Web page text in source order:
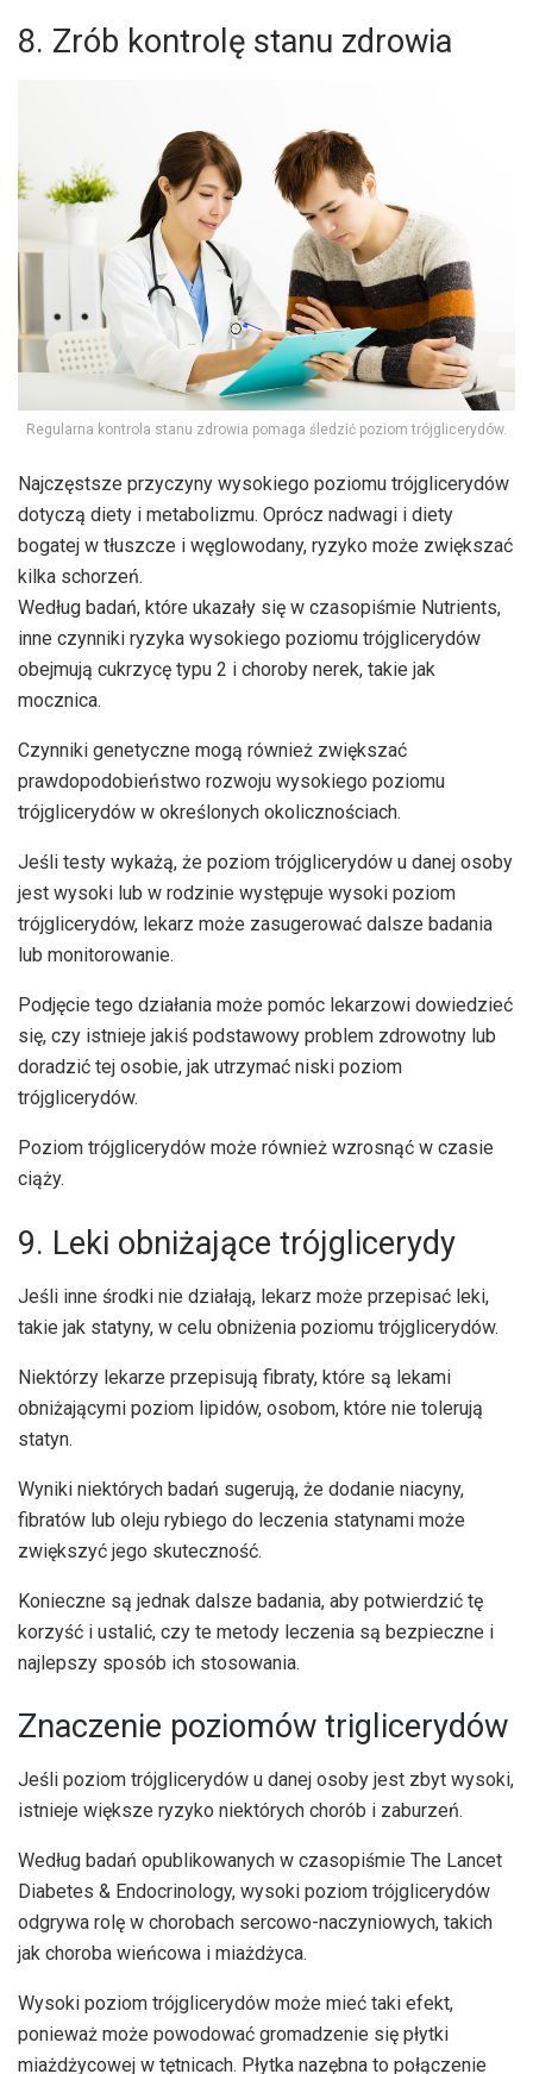
8. Zrób kontrolę stanu zdrowia
Regularna kontrola stanu zdrowia pomaga śledzić poziom trójglicerydów.
Najczęstsze przyczyny wysokiego poziomu trójglicerydów
dotyczą diety i metabolizmu. Oprócz nadwagi i diety
bogatej w tłuszcze i węglowodany, ryzyko może zwiększać
kilka schorzeń.
Według badań, które ukazały się w czasopiśmie Nutrients,
inne czynniki ryzyka wysokiego poziomu trójglicerydów
obejmują cukrzycę typu 2 i choroby nerek, takie jak
mocznica.
Czynniki genetyczne mogą również zwiększać
prawdopodobieństwo rozwoju wysokiego poziomu
trójglicerydów w określonych okolicznościach.
Jeśli testy wykażą, że poziom trójglicerydów u danej osoby
jest wysoki lub w rodzinie występuje wysoki poziom
trójglicerydów, lekarz może zasugerować dalsze badania
lub monitorowanie.
Podjęcie tego działania może pomóc lekarzowi dowiedzieć
się, czy istnieje jakiś podstawowy problem zdrowotny lub
doradzić tej osobie, jak utrzymać niski poziom
trójglicerydów.
Poziom trójglicerydów może również wzrosnąć w czasie
ciąży.
9. Leki obniżające trójglicerydy
Jeśli inne środki nie działają, lekarz może przepisać leki,
takie jak statyny, w celu obniżenia poziomu trójglicerydów.
Niektórzy lekarze przepisują fibraty, które są lekami
obniżającymi poziom lipidów, osobom, które nie tolerują
statyn.
Wyniki niektórych badań sugerują, że dodanie niacyny,
fibratów lub oleju rybiego do leczenia statynami może
zwiększyć jego skuteczność.
Konieczne są jednak dalsze badania, aby potwierdzić tę
korzyść i ustalić, czy te metody leczenia są bezpieczne i
najlepszy sposób ich stosowania.
Znaczenie poziomów triglicerydów
Jeśli poziom trójglicerydów u danej osoby jest zbyt wysoki,
istnieje większe ryzyko niektórych chorób i zaburzeń.
Według badań opublikowanych w czasopiśmie The Lancet
Diabetes & Endocrinology, wysoki poziom trójglicerydów
odgrywa rolę w chorobach sercowo-naczyniowych, takich
jak choroba wieńcowa i miażdżyca.
Wysoki poziom trójglicerydów może mieć taki efekt,
ponieważ może powodować gromadzenie się płytki
miażdżycowej w tętnicach. Płytka nazębna to połączenie